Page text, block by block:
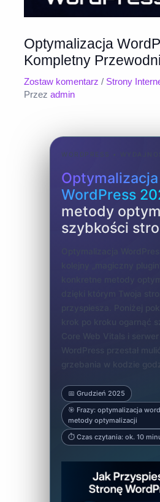
Optymalizacja
Kompletny
Zostaw komentarz / Strony
Przezadmin
WORDPRESS •
Optymalizacja
WordPress
metody
szybkości
dzięki którym Twoja
przyspiesza. Poniżej
krok po kroku ogarnąć
Core Web Vitals i
WordPress przestał
grzebania w kodzie
📅 Grudzień 2025
🎯 Frazy: optymalizacja
metody optymalizacji
⏱ Czas czytania: ok. 10